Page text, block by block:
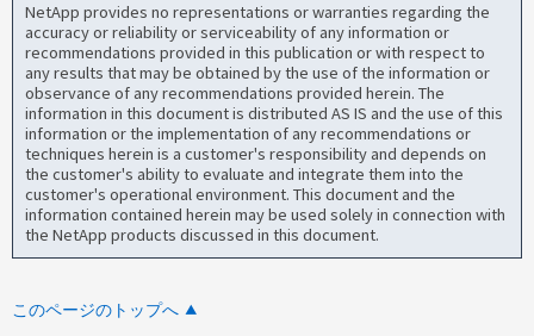
NetApp provides no representations or warranties regarding the
accuracy or reliability or serviceability of any information or
recommendations provided in this publication or with respect to
any results that may be obtained by the use of the information or
observance of any recommendations provided herein. The
information in this document is distributed AS IS and the use of this
information or the implementation of any recommendations or
techniques herein is a customer's responsibility and depends on
the customer's ability to evaluate and integrate them into the
customer's operational environment. This document and the
information contained herein may be used solely in connection with
the NetApp products discussed in this document.
このページのトップへ